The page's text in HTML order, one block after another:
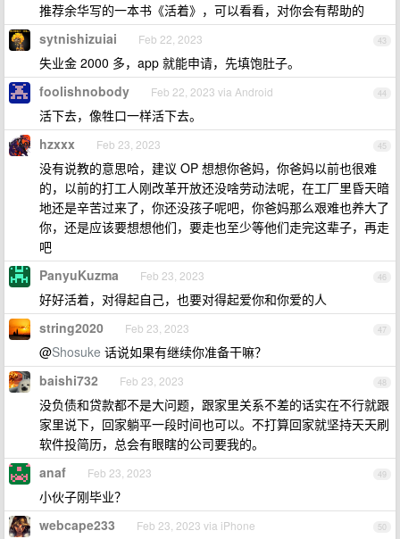
推荐余华写的一本书《活着》，可以看看，对你会有帮助的
43
sytnishizuiai Feb 22, 2023
失业金 2000 多，app 就能申请，先填饱肚子。
44
foolishnobody Feb 22, 2023 via Android
活下去，像牲口一样活下去。
45
hzxxx Feb 23, 2023
没有说教的意思哈，建议 OP 想想你爸妈，你爸妈以前也很难
的，以前的打工人刚改革开放还没啥劳动法呢，在工厂里昏天暗
地还是辛苦过来了，你还没孩子呢吧，你爸妈那么艰难也养大了
你，还是应该要想想他们，要走也至少等他们走完这辈子，再走
吧
46
PanyuKuzma Feb 23, 2023
好好活着，对得起自己，也要对得起爱你和你爱的人
47
string2020 Feb 23, 2023
@Shosuke 话说如果有继续你准备干嘛？
48
baishi732 Feb 23, 2023
没负债和贷款都不是大问题，跟家里关系不差的话实在不行就跟
家里说下，回家躺平一段时间也可以。不打算回家就坚持天天刷
软件投简历，总会有眼瞎的公司要我的。
49
anaf Feb 23, 2023
小伙子刚毕业？
50
webcape233 Feb 23, 2023 via iPhone